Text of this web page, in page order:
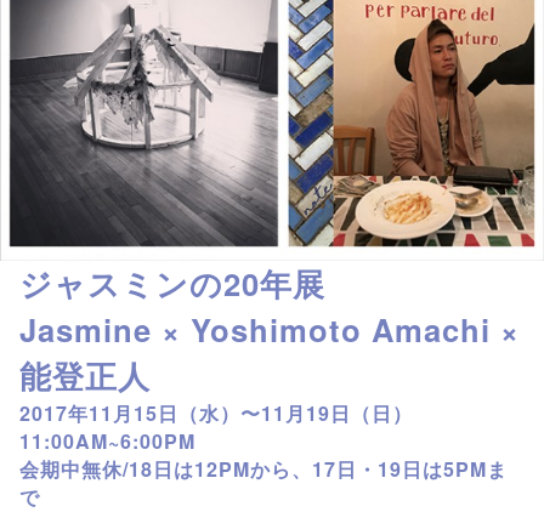
ジャスミンの20年展
Jasmine × Yoshimoto Amachi ×
能登正人
2017年11月15日（水）〜11月19日（日）
11:00AM~6:00PM
会期中無休/18日は12PMから、17日・19日は5PMま
で